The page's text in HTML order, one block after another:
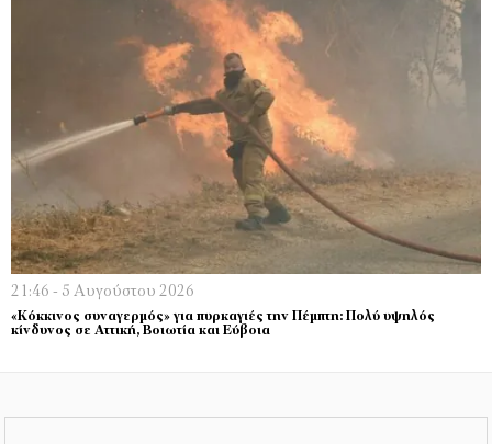
21:46 - 5 Αυγούστου 2026
«Κόκκινος συναγερμός» για πυρκαγιές την Πέμπτη: Πολύ υψηλός
κίνδυνος σε Αττική, Βοιωτία και Εύβοια